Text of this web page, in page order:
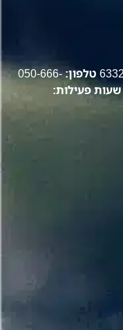
טלפון: 050-666-
שעות פעילות: